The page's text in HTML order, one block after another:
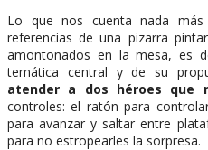
Lo que nos cuenta nada
referencias de una pizarra
amontonados en la mesa, es
temática central y de su
atender a dos héroes que
controles: el ratón para
para avanzar y saltar entre
para no estropearles la sorpresa.